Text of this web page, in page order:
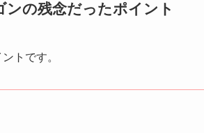
の残念だったポイント
トです。